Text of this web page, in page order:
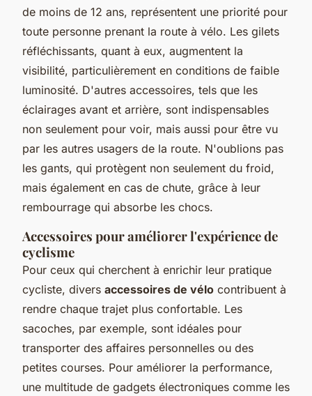
de moins de 12 ans, représentent une priorité pour
toute personne prenant la route à vélo. Les gilets
réfléchissants, quant à eux, augmentent la
visibilité, particulièrement en conditions de faible
luminosité. D'autres accessoires, tels que les
éclairages avant et arrière, sont indispensables
non seulement pour voir, mais aussi pour être vu
par les autres usagers de la route. N'oublions pas
les gants, qui protègent non seulement du froid,
mais également en cas de chute, grâce à leur
rembourrage qui absorbe les chocs.
Accessoires pour améliorer l'expérience de
cyclisme
Pour ceux qui cherchent à enrichir leur pratique
cycliste, divers accessoires de vélo contribuent à
rendre chaque trajet plus confortable. Les
sacoches, par exemple, sont idéales pour
transporter des affaires personnelles ou des
petites courses. Pour améliorer la performance,
une multitude de gadgets électroniques comme les